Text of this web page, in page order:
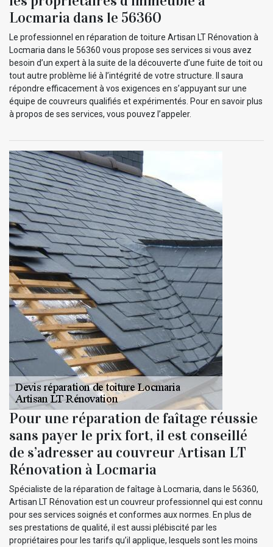
Locmaria dans le 56360
Le professionnel en réparation de toiture Artisan LT Rénovation à
Locmaria dans le 56360 vous propose ses services si vous avez
besoin d’un expert à la suite de la découverte d’une fuite de toit ou
tout autre problème lié à l’intégrité de votre structure. Il saura
répondre efficacement à vos exigences en s’appuyant sur une
équipe de couvreurs qualifiés et expérimentés. Pour en savoir plus
à propos de ses services, vous pouvez l’appeler.
Pour une réparation de faîtage réussie
sans payer le prix fort, il est conseillé
de s’adresser au couvreur Artisan LT
Rénovation à Locmaria
Spécialiste de la réparation de faîtage à Locmaria, dans le 56360,
Artisan LT Rénovation est un couvreur professionnel qui est connu
pour ses services soignés et conformes aux normes. En plus de
ses prestations de qualité, il est aussi plébiscité par les
propriétaires pour les tarifs qu’il applique, lesquels sont les moins